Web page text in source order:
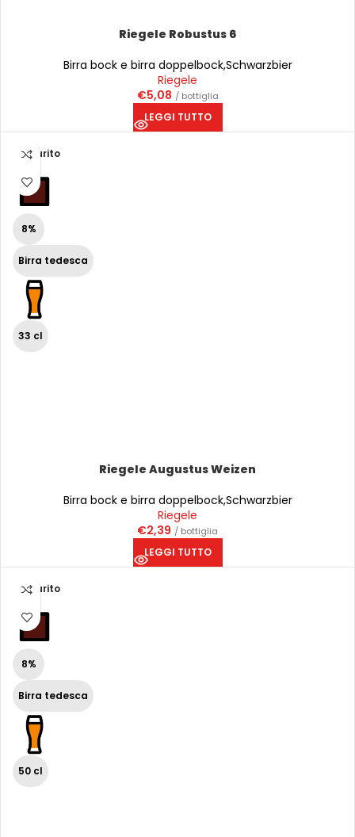
Riegele Robustus 6
Birra bock e birra doppelbock,Schwarzbier
Riegele
€5,08 / bottiglia
LEGGI TUTTO
Esaurito
8%
Birra tedesca
33 cl
Riegele Augustus Weizen
Birra bock e birra doppelbock,Schwarzbier
Riegele
€2,39 / bottiglia
LEGGI TUTTO
Esaurito
8%
Birra tedesca
50 cl